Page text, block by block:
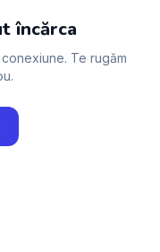
încărca
Te rugăm